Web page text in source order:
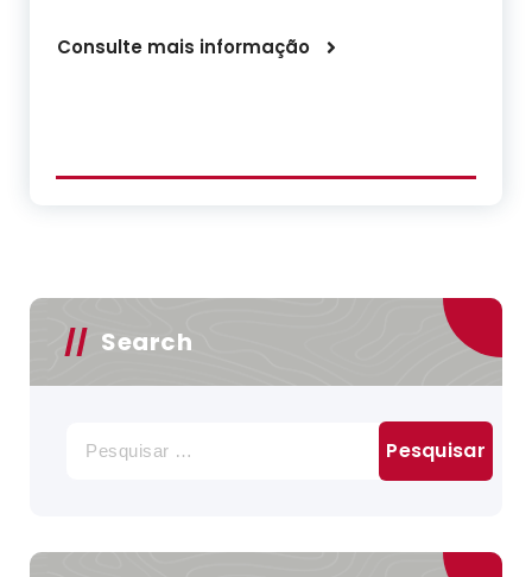
Consulte mais informação
Search
por: